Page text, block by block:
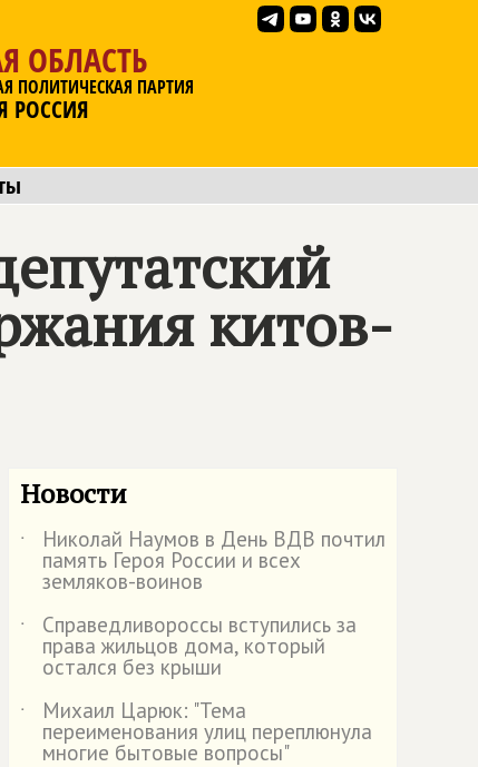
ОБЛАСТЬ
ПОЛИТИЧЕСКАЯ ПАРТИЯ
РОССИЯ
китов-
Новости
˙ Николай Наумов в День ВДВ почтил
память Героя России и всех
земляков-воинов
˙
Справедливороссы вступились за
права жильцов дома, который
остался без крыши
˙
Михаил Царюк: "Тема
переименования улиц переплюнула
многие бытовые вопросы"